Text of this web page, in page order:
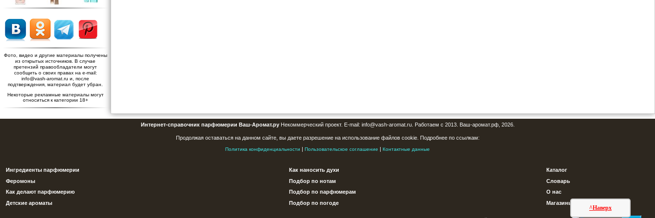
Фото, видео и другие материалы получены
из открытых источников. В случае
претензий правообладатели могут
сообщить о своих правах на e-mail:
info@vash-aromat.ru и, после
подтверждения, материал будет убран.
Некоторые рекламные материалы могут
относиться к категории 18+
^Наверх
Интернет-справочник парфюмерии Ваш-Аромат.руНекоммерческий проект. E-mail: info@vash-aromat.ru. Работаем с 2013. Ваш-аромат.рф, 2026.
Продолжая оставаться на данном сайте, вы даете разрешение на использование файлов cookie. Подробнее по ссылкам:
Политика конфиденциальности | Пользовательское соглашение | Контактные данные
Ингредиенты парфюмерии
Феромоны
Как делают парфюмерию
Детские ароматы
Как наносить духи
Подбор по нотам
Подбор по парфюмерам
Подбор по погоде
Каталог
Словарь
О нас
Магазины